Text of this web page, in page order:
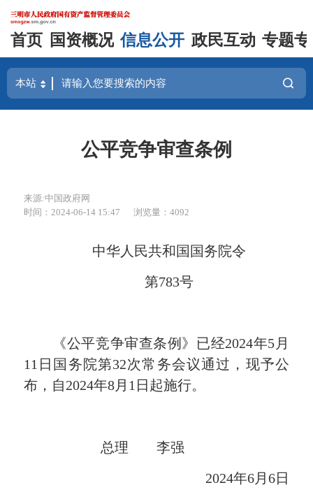
首页 国资概况 信息公开 政民互动 专题
公平竞争审查条例
来源:中国政府网
时间：2024-06-14 15:47
浏览量：4092
中华人民共和国国务院令
第783号
《公平竞争审查条例》已经2024年5月
11日国务院第32次常务会议通过，现予公
布，自2024年8月1日起施行。
总理 李强
2024年6月6日